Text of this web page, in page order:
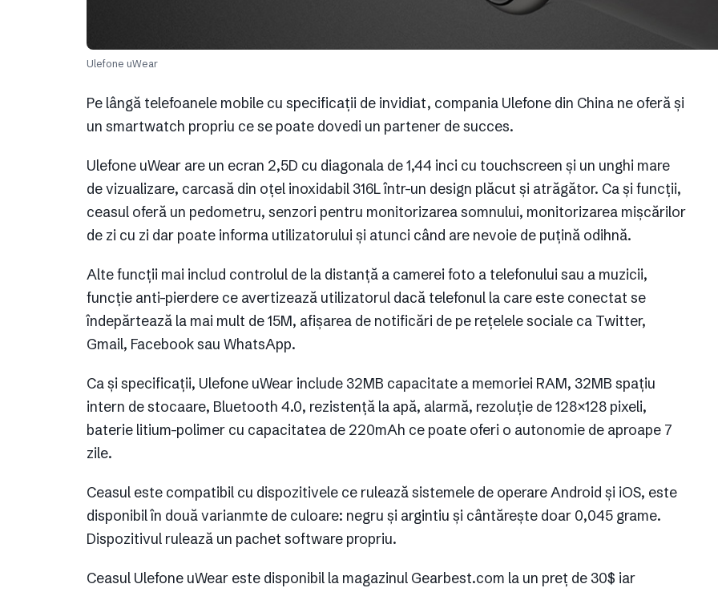
Ulefone uWear
Pe lângă telefoanele mobile cu specificații de invidiat, compania Ulefone din China ne oferă și
un smartwatch propriu ce se poate dovedi un partener de succes.
Ulefone uWear are un ecran 2,5D cu diagonala de 1,44 inci cu touchscreen și un unghi mare
de vizualizare, carcasă din oțel inoxidabil 316L într-un design plăcut și atrăgător. Ca și funcții,
ceasul oferă un pedometru, senzori pentru monitorizarea somnului, monitorizarea mișcărilor
de zi cu zi dar poate informa utilizatorului și atunci când are nevoie de puțină odihnă.
Alte funcții mai includ controlul de la distanță a camerei foto a telefonului sau a muzicii,
funcție anti-pierdere ce avertizează utilizatorul dacă telefonul la care este conectat se
îndepărtează la mai mult de 15M, afișarea de notificări de pe rețelele sociale ca Twitter,
Gmail, Facebook sau WhatsApp.
Ca și specificații, Ulefone uWear include 32MB capacitate a memoriei RAM, 32MB spațiu
intern de stocaare, Bluetooth 4.0, rezistență la apă, alarmă, rezoluție de 128×128 pixeli,
baterie litium-polimer cu capacitatea de 220mAh ce poate oferi o autonomie de aproape 7
zile.
Ceasul este compatibil cu dispozitivele ce rulează sistemele de operare Android și iOS, este
disponibil în două varianmte de culoare: negru și argintiu și cântărește doar 0,045 grame.
Dispozitivul rulează un pachet software propriu.
Ceasul Ulefone uWear este disponibil la magazinul Gearbest.com la un preț de 30$ iar